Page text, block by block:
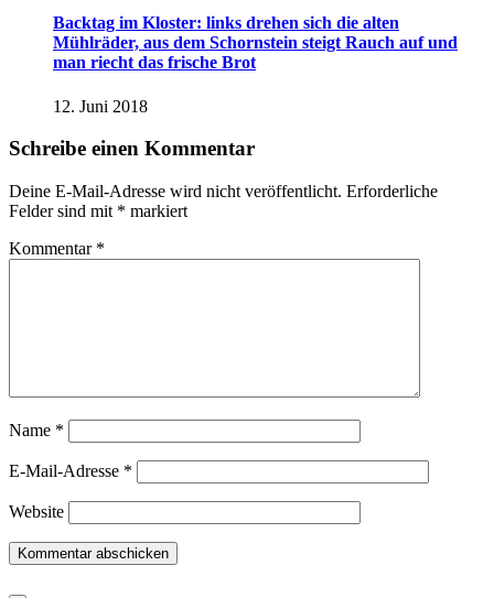
Backtag im Kloster: links drehen sich die alten
Mühlräder, aus dem Schornstein steigt Rauch auf und
man riecht das frische Brot
12. Juni 2018
Schreibe einen Kommentar
Deine E-Mail-Adresse wird nicht veröffentlicht. Erforderliche
Felder sind mit * markiert
Kommentar *
Name *
E-Mail-Adresse *
Website